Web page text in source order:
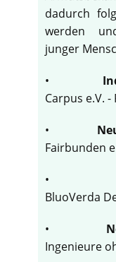
dadurch
werden
junger
•
Carpus e.V.
•
Fairbunden
BluoVerda
•
Ingenieure